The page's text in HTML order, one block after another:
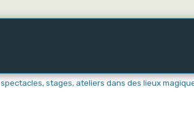
spectacles, stages, ateliers dans des lieux